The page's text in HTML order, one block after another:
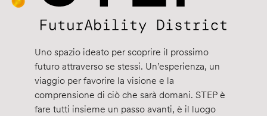
Uno spazio ideato per scoprire il prossimo
futuro attraverso se stessi. Un’esperienza, un
viaggio per favorire la visione e la
comprensione di ciò che sarà domani. STEP è
fare tutti insieme un passo avanti, è il luogo